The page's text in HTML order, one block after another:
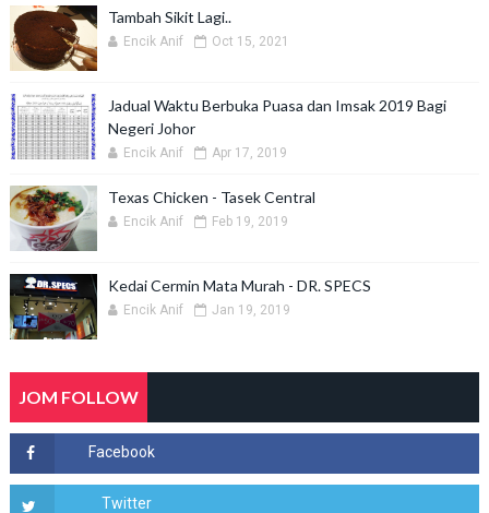
Tambah Sikit Lagi..
Encik Anif Oct 15, 2021
Jadual Waktu Berbuka Puasa dan Imsak 2019 Bagi
Negeri Johor
Encik Anif Apr 17, 2019
Texas Chicken - Tasek Central
Encik Anif Feb 19, 2019
Kedai Cermin Mata Murah - DR. SPECS
Encik Anif Jan 19, 2019
JOM FOLLOW